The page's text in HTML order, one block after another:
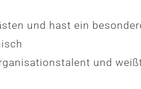
und hast ein
und